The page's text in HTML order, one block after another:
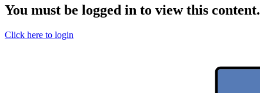
You must be logged in to view this content.
Click here to login